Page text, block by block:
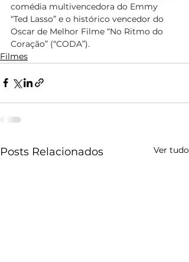
comédia multivencedora do Emmy
“Ted Lasso” e o histórico vencedor do
Oscar de Melhor Filme “No Ritmo do
Coração” (“CODA”).
Filmes
Posts Relacionados Ver tudo